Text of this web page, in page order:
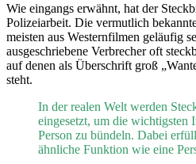
Wie eingangs erwähnt, hat der
Polizeiarbeit. Die vermutlich
meisten aus Westernfilmen geläufig
ausgeschriebene Verbrecher oft
auf denen als Überschrift groß
steht.
In der realen Welt werden
eingesetzt, um die wichtigsten
Person zu bündeln. Dabei
ähnliche Funktion wie eine